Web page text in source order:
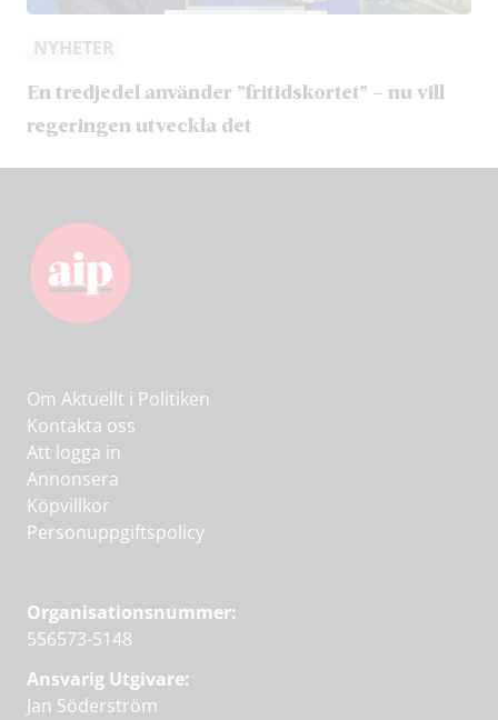
NYHETER
En tredjedel använder ”fritidskortet” – nu vill
regeringen utveckla det
Om Aktuellt i Politiken
Kontakta oss
Att logga in
Annonsera
Köpvillkor
Personuppgiftspolicy
Organisationsnummer:
556573-5148
Ansvarig Utgivare:
Jan Söderström